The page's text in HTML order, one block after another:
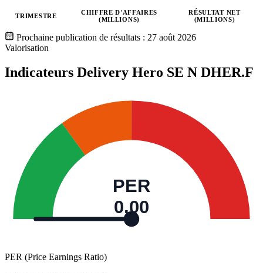
Valeurs trimestrielles en millions (euro)
TRIMESTRE
CHIFFRE D'AFFAIRES
(MILLIONS)
RÉSULTAT NET
(MILLIONS)
Prochaine publication de résultats : 27 août 2026
Valorisation
Indicateurs Delivery Hero SE N DHER.F
PER
0,00
PER (Price Earnings Ratio)